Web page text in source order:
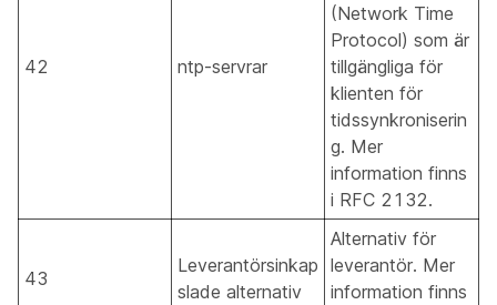
42 ntp-servrar
(Network Time
Protocol) som är
tillgängliga för
klienten för
tidssynkroniserin
g. Mer
information finns
i RFC 2132.
43
Leverantörsinkap
slade alternativ
Alternativ för
leverantör. Mer
information finns